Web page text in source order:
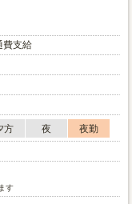
費支給
方 夜
夜勤
す